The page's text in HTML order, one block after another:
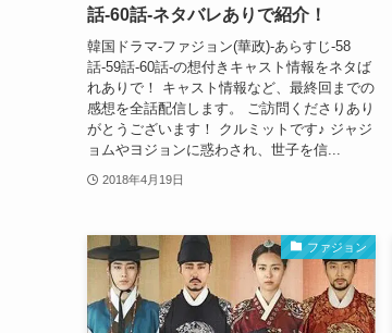
話-60話-ネタバレありで紹介！
韓国ドラマ-ファジョン(華政)-あらすじ-58
話-59話-60話-の想付きキャスト情報をネタば
れありで！ キャスト情報など、最終回までの
感想を全話配信します。 ご訪問くださりあり
がとうございます！ クルミットです♪ ジャジ
ョムやヨジョンに惑わされ、世子を信...
2018年4月19日
ファジョン